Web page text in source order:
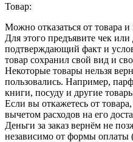
Товар:
Можно отказаться от товара
Для этого предъявите чек
подтверждающий факт и
товар сохранил свой вид и
Некоторые товары нельзя
пользовались. Например,
книги, посуду и другие
Если вы откажетесь от
вычетом расходов на его
Деньги за заказ вернём не
независимо от формы оплаты